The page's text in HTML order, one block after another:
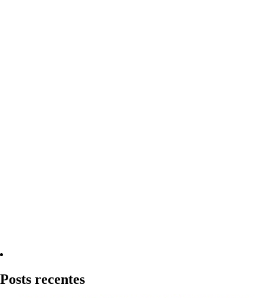
Posts recentes